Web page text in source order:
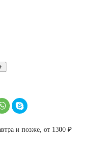
и позже, от 1300 ₽